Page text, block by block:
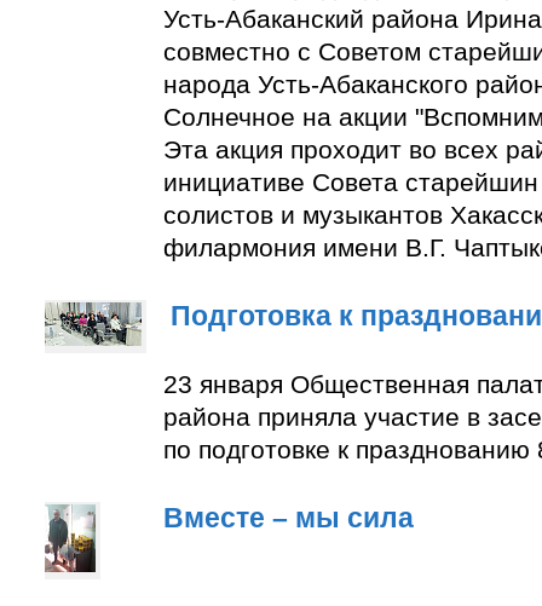
Усть-Абаканский района
совместно с Советом
народа Усть-Абаканского
Солнечное на акции
Эта акция проходит во всех
инициативе Совета
солистов и музыкантов
филармония имени В.Г.
Подготовка к
23 января Общественная
района приняла участие в
по подготовке к
Вместе – мы сила